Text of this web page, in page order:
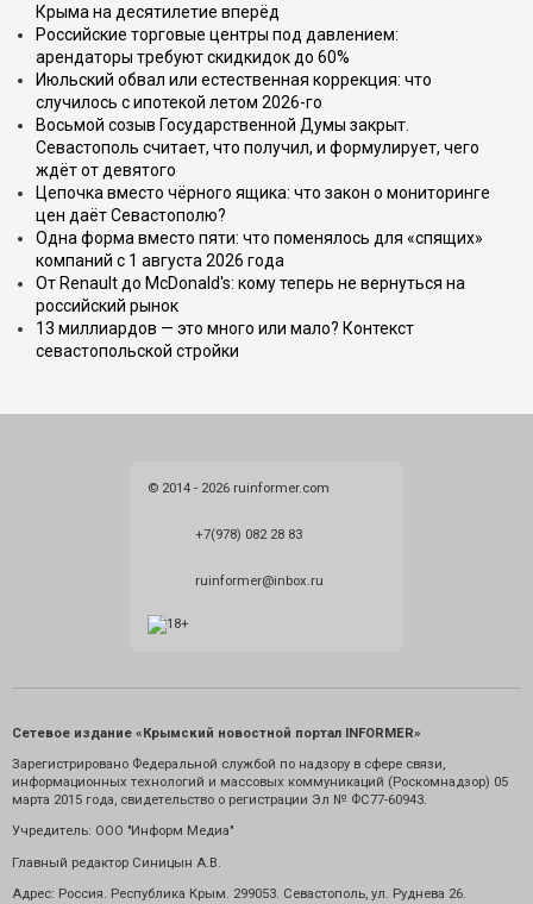
Крыма на десятилетие вперёд
Российские торговые центры под давлением:
арендаторы требуют скидкидок до 60%
Июльский обвал или естественная коррекция: что
случилось с ипотекой летом 2026-го
Восьмой созыв Государственной Думы закрыт.
Севастополь считает, что получил, и формулирует, чего
ждёт от девятого
Цепочка вместо чёрного ящика: что закон о мониторинге
цен даёт Севастополю?
Одна форма вместо пяти: что поменялось для «спящих»
компаний с 1 августа 2026 года
От Renault до McDonald's: кому теперь не вернуться на
российский рынок
13 миллиардов — это много или мало? Контекст
севастопольской стройки
© 2014 - 2026 ruinformer.com
+7(978) 082 28 83
ruinformer@inbox.ru
Сетевое издание «Крымский новостной портал INFORMER»
Зарегистрировано Федеральной службой по надзору в сфере связи,
информационных технологий и массовых коммуникаций (Роскомнадзор) 05
марта 2015 года, свидетельство о регистрации Эл № ФС77-60943.
Учредитель: ООО "Информ Медиа"
Главный редактор Синицын А.В.
Адрес: Россия. Республика Крым. 299053. Севастополь, ул. Руднева 26.